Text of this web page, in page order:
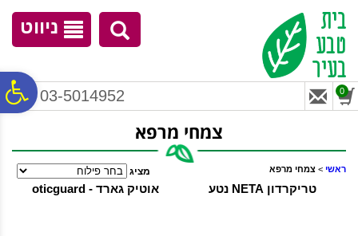
נגישות
ניווט
03-5014952 0
צמחי מרפא
ראשי > צמחי מרפא מציג
טריקרדון NETA נטע אוטיק גארד - oticguard